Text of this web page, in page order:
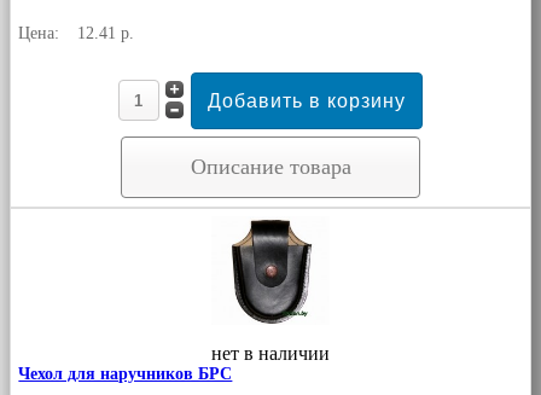
Цена: 12.41 р.
Описание товара
нет в наличии
Чехол для наручников БРС